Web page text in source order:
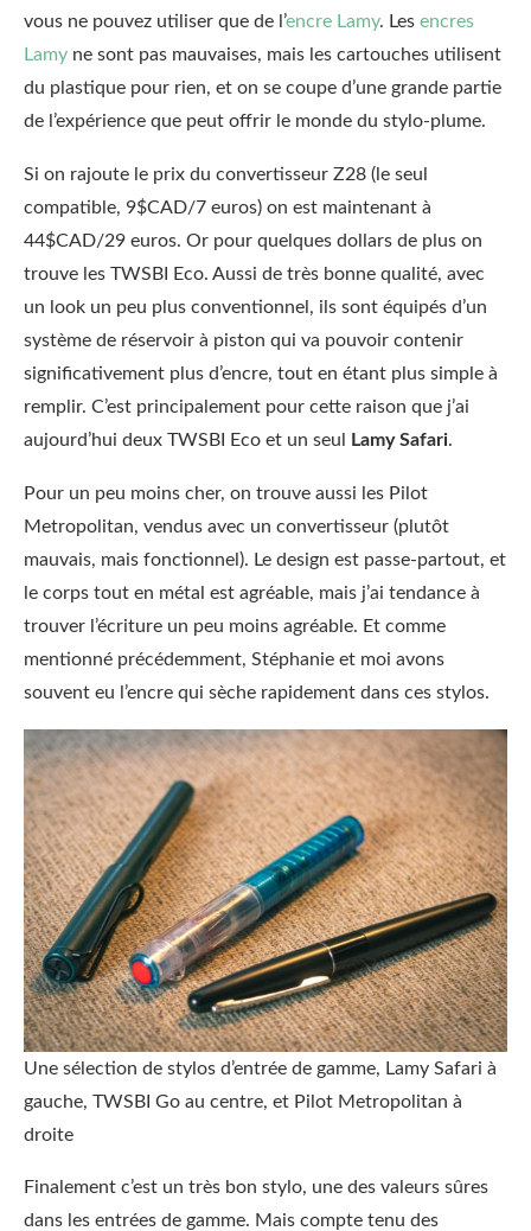
vous ne pouvez utiliser que de l’encre Lamy. Les encres
Lamy ne sont pas mauvaises, mais les cartouches utilisent
du plastique pour rien, et on se coupe d’une grande partie
de l’expérience que peut offrir le monde du stylo-plume.
Si on rajoute le prix du convertisseur Z28 (le seul
compatible, 9$CAD/7 euros) on est maintenant à
44$CAD/29 euros. Or pour quelques dollars de plus on
trouve les TWSBI Eco. Aussi de très bonne qualité, avec
un look un peu plus conventionnel, ils sont équipés d’un
système de réservoir à piston qui va pouvoir contenir
significativement plus d’encre, tout en étant plus simple à
remplir. C’est principalement pour cette raison que j’ai
aujourd’hui deux TWSBI Eco et un seul
Lamy Safari.
Pour un peu moins cher, on trouve aussi les Pilot
Metropolitan, vendus avec un convertisseur (plutôt
mauvais, mais fonctionnel). Le design est passe-partout, et
le corps tout en métal est agréable, mais j’ai tendance à
trouver l’écriture un peu moins agréable. Et comme
mentionné précédemment, Stéphanie et moi avons
souvent eu l’encre qui sèche rapidement dans ces stylos.
Une sélection de stylos d’entrée de gamme, Lamy Safari à
gauche, TWSBI Go au centre, et Pilot Metropolitan à
droite
Finalement c’est un très bon stylo, une des valeurs sûres
dans les entrées de gamme. Mais compte tenu des